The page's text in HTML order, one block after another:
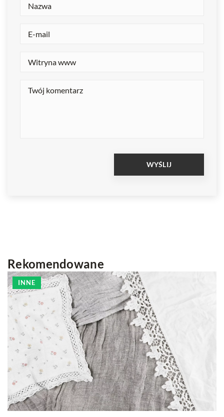
Rekomendowane
INNE